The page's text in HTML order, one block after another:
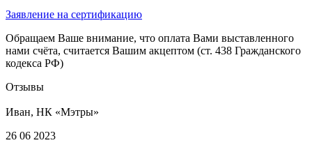
Заявление на сертификацию
Обращаем Ваше внимание, что оплата Вами выставленного
нами счёта, считается Вашим акцептом (ст. 438 Гражданского
кодекса РФ)
Отзывы
Иван, НК «Мэтры»
26 06 2023